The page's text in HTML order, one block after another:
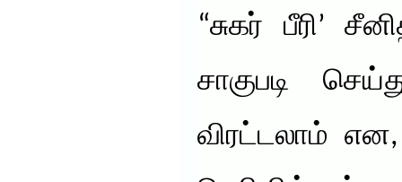
“சுகர் பீரி’
சாகுபடி
விரட்டலாம்